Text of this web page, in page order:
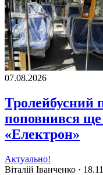
07.08.2026
Тролейбусний
поповнився
«Електрон»
Актуально!
Віталій Іванченко ·